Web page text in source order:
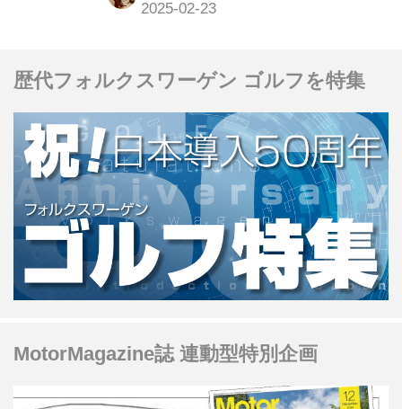
前に新しいコンセプトのプロトタイプ
歴代フォルクスワーゲン ゴルフを特集
MotorMagazine誌 連動型特別企画